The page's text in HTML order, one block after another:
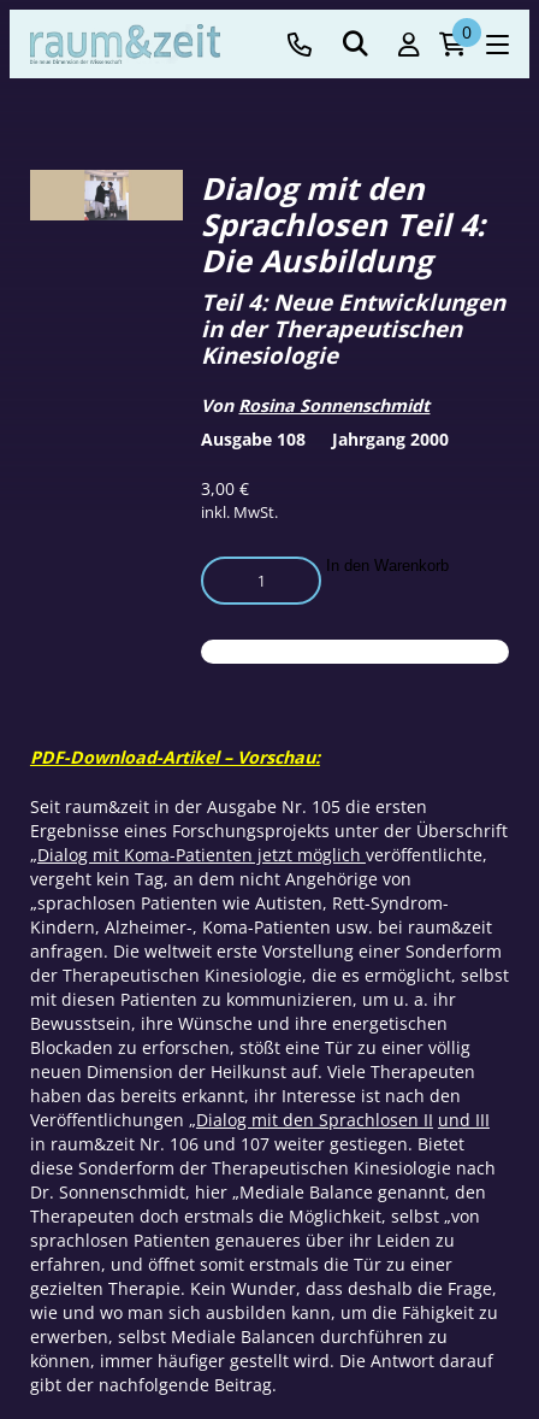
0
Dialog mit den
Sprachlosen Teil 4:
Die Ausbildung
3,00€
inkl. MwSt.
Teil 4: Neue Entwicklungen
in der Therapeutischen
Kinesiologie
Von Rosina Sonnenschmidt
Dialog
mit
Sprachlosen
Teil
Menge
In den Warenkorb
Ausgabe 108 Jahrgang 2000
PDF-Download-Artikel – Vorschau:
Seit raum&zeit in der Ausgabe Nr. 105 die ersten
Ergebnisse eines Forschungsprojekts unter der Überschrift
„Dialog mit Koma-Patienten jetzt möglich veröffentlichte,
vergeht kein Tag, an dem nicht Angehörige von
„sprachlosen Patienten wie Autisten, Rett-Syndrom-
Kindern, Alzheimer-, Koma-Patienten usw. bei raum&zeit
anfragen. Die weltweit erste Vorstellung einer Sonderform
der Therapeutischen Kinesiologie, die es ermöglicht, selbst
mit diesen Patienten zu kommunizieren, um u. a. ihr
Bewusstsein, ihre Wünsche und ihre energetischen
Blockaden zu erforschen, stößt eine Tür zu einer völlig
neuen Dimension der Heilkunst auf. Viele Therapeuten
haben das bereits erkannt, ihr Interesse ist nach den
Veröffentlichungen „Dialog mit den Sprachlosen II und III
in raum&zeit Nr. 106 und 107 weiter gestiegen. Bietet
diese Sonderform der Therapeutischen Kinesiologie nach
Dr. Sonnenschmidt, hier „Mediale Balance genannt, den
Therapeuten doch erstmals die Möglichkeit, selbst „von
sprachlosen Patienten genaueres über ihr Leiden zu
erfahren, und öffnet somit erstmals die Tür zu einer
gezielten Therapie. Kein Wunder, dass deshalb die Frage,
wie und wo man sich ausbilden kann, um die Fähigkeit zu
erwerben, selbst Mediale Balancen durchführen zu
können, immer häufiger gestellt wird. Die Antwort darauf
gibt der nachfolgende Beitrag.